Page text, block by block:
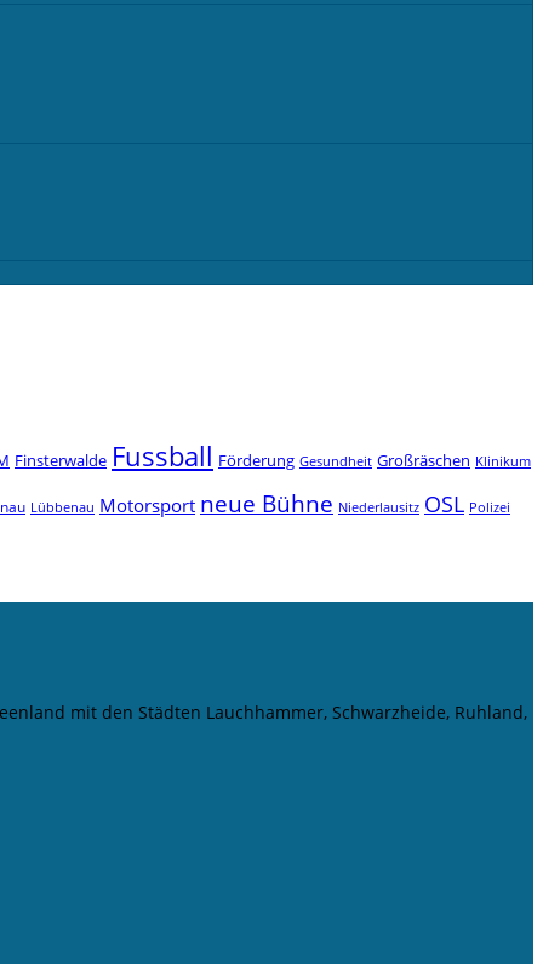
Finsterwalde Fussball Förderung Gesundheit Großräschen Klinikum
Lübbenau Motorsport neue Bühne Niederlausitz OSL Polizei
mit den Städten Lauchhammer, Schwarzheide, Ruhland,